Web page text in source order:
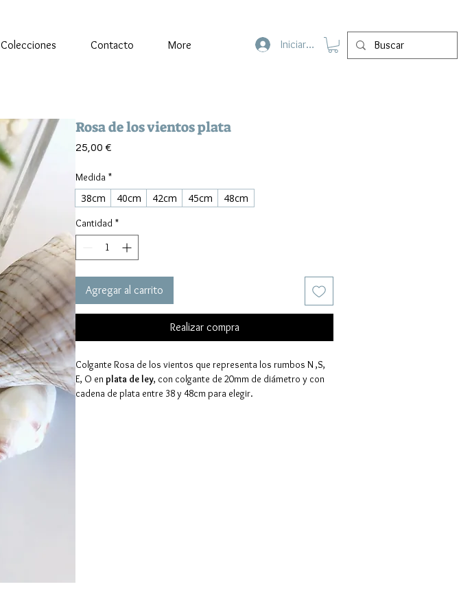
Colecciones Contacto More Iniciar sesión
Rosa de los vientos plata
25,00 €
Medida *
38cm 40cm 42cm 45cm 48cm
Cantidad *
Agregar al carrito
Realizar compra
Colgante Rosa de los vientos que representa los rumbos N ,S,
E, O enplata de ley, con colgante de 20mm de diámetro y con
cadena de plata entre 38 y 48cm para elegir.